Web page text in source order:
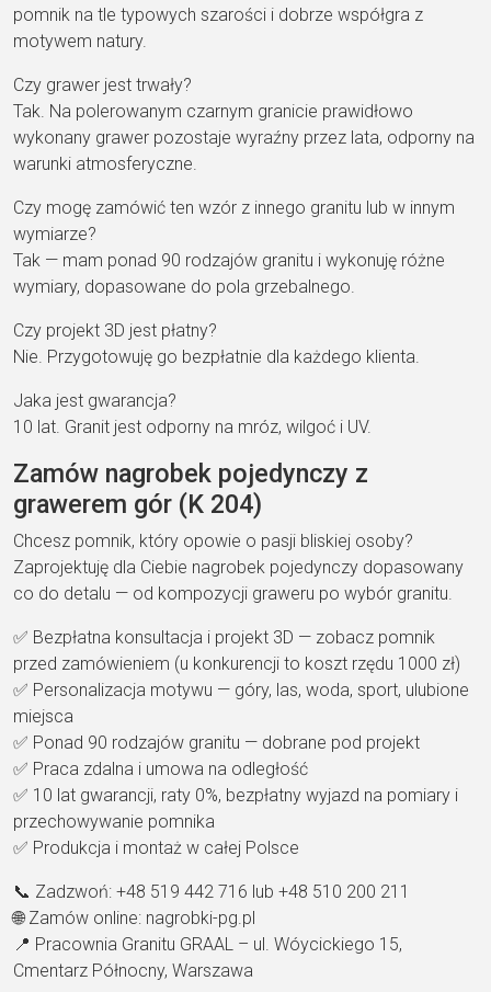
pomnik na tle typowych szarości i dobrze współgra z
motywem natury.
Czy grawer jest trwały?
Tak. Na polerowanym czarnym granicie prawidłowo
wykonany grawer pozostaje wyraźny przez lata, odporny na
warunki atmosferyczne.
Czy mogę zamówić ten wzór z innego granitu lub w innym
wymiarze?
Tak — mam ponad 90 rodzajów granitu i wykonuję różne
wymiary, dopasowane do pola grzebalnego.
Czy projekt 3D jest płatny?
Nie. Przygotowuję go bezpłatnie dla każdego klienta.
Jaka jest gwarancja?
10 lat. Granit jest odporny na mróz, wilgoć i UV.
Zamów nagrobek pojedynczy z
grawerem gór (K 204)
Chcesz pomnik, który opowie o pasji bliskiej osoby?
Zaprojektuję dla Ciebie nagrobek pojedynczy dopasowany
co do detalu — od kompozycji graweru po wybór granitu.
✅ Bezpłatna konsultacja i projekt 3D — zobacz pomnik
przed zamówieniem (u konkurencji to koszt rzędu 1000 zł)
✅ Personalizacja motywu — góry, las, woda, sport, ulubione
miejsca
✅ Ponad 90 rodzajów granitu — dobrane pod projekt
✅ Praca zdalna i umowa na odległość
✅ 10 lat gwarancji, raty 0%, bezpłatny wyjazd na pomiary i
przechowywanie pomnika
✅ Produkcja i montaż w całej Polsce
📞 Zadzwoń: +48 519 442 716 lub +48 510 200 211
🌐 Zamów online: nagrobki-pg.pl
📍 Pracownia Granitu GRAAL – ul. Wóycickiego 15,
Cmentarz Północny, Warszawa